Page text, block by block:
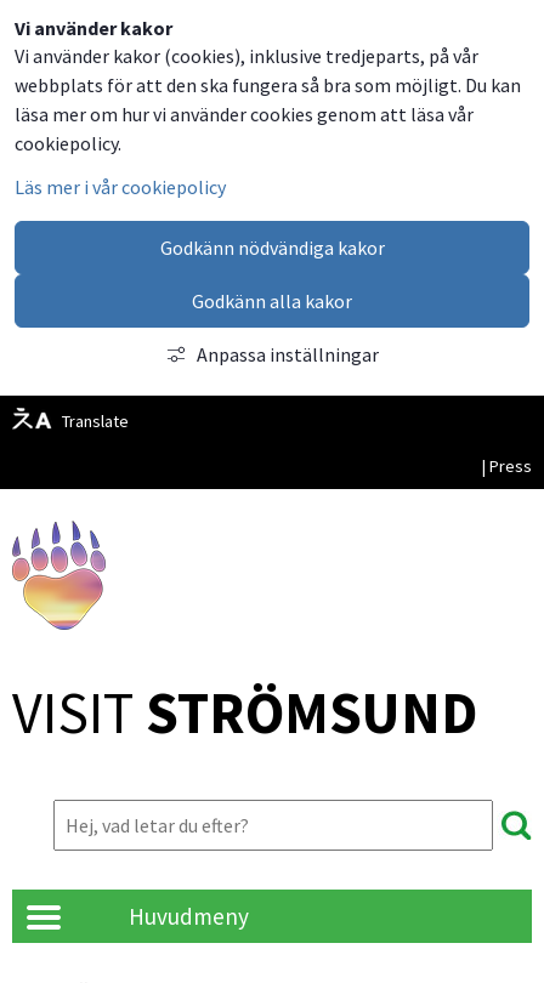
Vi använder kakor
Vi använder kakor (cookies), inklusive tredjeparts, på vår
webbplats för att den ska fungera så bra som möjligt. Du kan
läsa mer om hur vi använder cookies genom att läsa vår
cookiepolicy.
Läs mer i vår cookiepolicy
Godkänn nödvändiga kakor
Godkänn alla kakor
Anpassa inställningar
Translate
| Press
VISIT STRÖMSUND
Huvudmeny
Dela
på
Facebook
Dela
på
Twitter
Dela
på
LinkedIn
Dela
via
email
Besök
oss
på
Facebook